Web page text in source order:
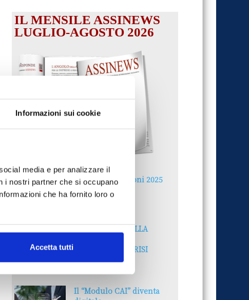
Informazioni sui cookie
media e per analizzare il
i nostri partner che si occupano
che ha fornito loro o
Accetta tutti
IL MENSILE ASSINEWS
LUGLIO-AGOSTO 2026
Reclami e sanzioni 2025
30 Giugno 2026
LA GESTIONE DELLA
RECENSIONI E CRISI
DIGITALI
Il “Modulo CAI” diventa